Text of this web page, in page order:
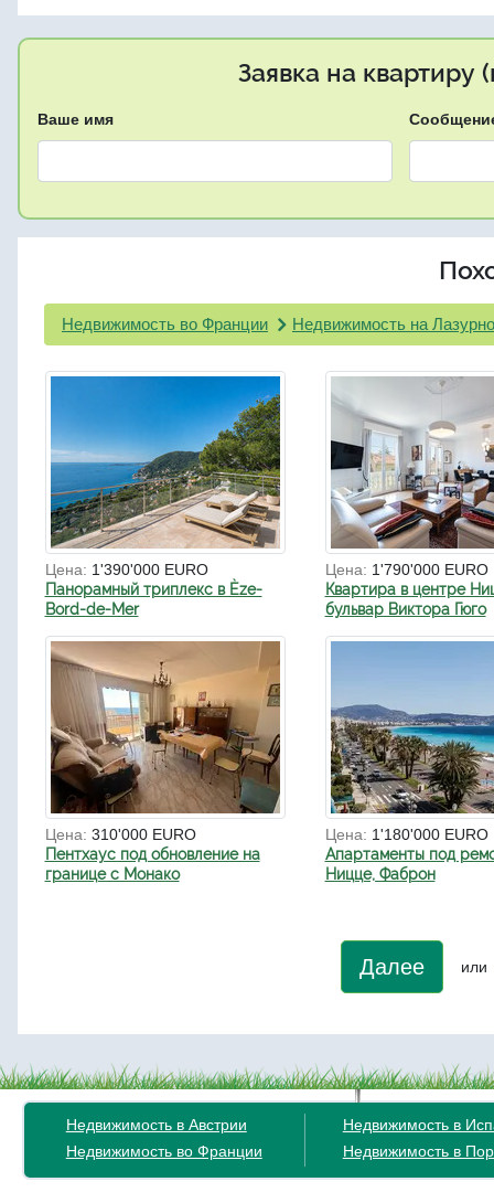
Заявка на квартиру
Ваше имя
Недвижимость во Франции Недвижимость на
Цена: 1'390'000 EURO
Панорамный триплекс в Èze-
Bord-de-Mer
Цена: 1'790'000 EURO
Квартира в центре
бульвар Виктора Гюго
Цена: 310'000 EURO
Пентхаус под обновление на
границе с Монако
Цена: 1'180'000 EURO
Апартаменты под
Ницце, Фаброн
Далее или
Недвижимость в Австрии
Недвижимость во Франции
Недвижимость в
Недвижимость в